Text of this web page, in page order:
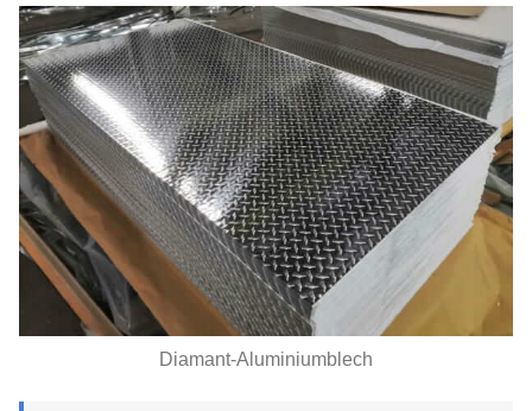
Diamant-Aluminiumblech